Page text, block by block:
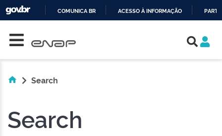
COMUNICA BR ACESSO À INFORMAÇÃO
Search
Search